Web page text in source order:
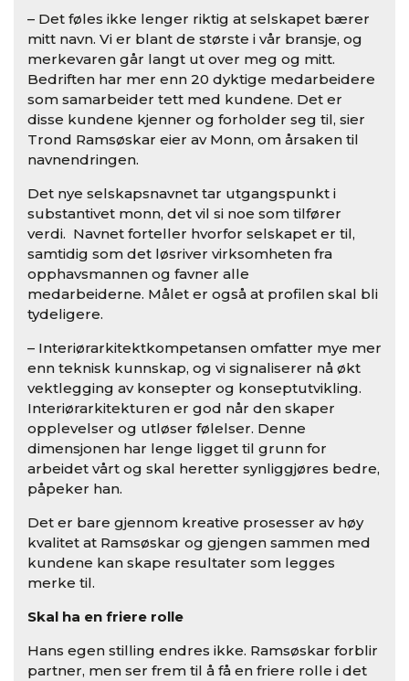
– Det føles ikke lenger riktig at selskapet bærer
mitt navn. Vi er blant de største i vår bransje, og
merkevaren går langt ut over meg og mitt.
Bedriften har mer enn 20 dyktige medarbeidere
som samarbeider tett med kundene. Det er
disse kundene kjenner og forholder seg til, sier
Trond Ramsøskar eier av Monn, om årsaken til
navnendringen.
Det nye selskapsnavnet tar utgangspunkt i
substantivet monn, det vil si noe som tilfører
verdi. Navnet forteller hvorfor selskapet er til,
samtidig som det løsriver virksomheten fra
opphavsmannen og favner alle
medarbeiderne. Målet er også at profilen skal bli
tydeligere.
– Interiørarkitektkompetansen omfatter mye mer
enn teknisk kunnskap, og vi signaliserer nå økt
vektlegging av konsepter og konseptutvikling.
Interiørarkitekturen er god når den skaper
opplevelser og utløser følelser. Denne
dimensjonen har lenge ligget til grunn for
arbeidet vårt og skal heretter synliggjøres bedre,
påpeker han.
Det er bare gjennom kreative prosesser av høy
kvalitet at Ramsøskar og gjengen sammen med
kundene kan skape resultater som legges
merke til.
Skal ha en friere rolle
Hans egen stilling endres ikke. Ramsøskar forblir
partner, men ser frem til å få en friere rolle i det